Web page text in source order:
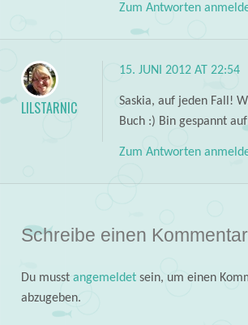
Zum Antworten
LILSTARNIC
15. JUNI 2012 AT 22:54
Saskia, auf jeden Fall!
Buch :) Bin gespannt
Zum Antworten
Schreibe einen Kommentar
Du musst angemeldetsein, um einen
abzugeben.